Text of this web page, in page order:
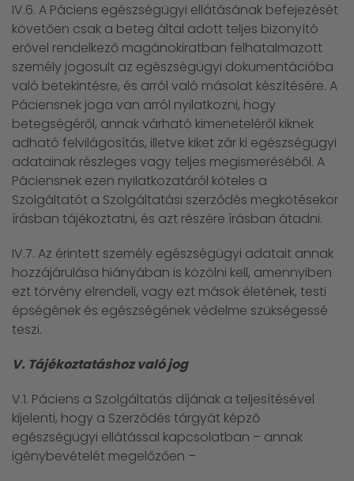
IV.6. A Páciens egészségügyi ellátásának befejezését
követően csak a beteg által adott teljes bizonyító
erővel rendelkező magánokiratban felhatalmazott
személy jogosult az egészségügyi dokumentációba
való betekintésre, és arról való másolat készítésére. A
Páciensnek joga van arról nyilatkozni, hogy
betegségéről, annak várható kimeneteléről kiknek
adható felvilágosítás, illetve kiket zár ki egészségügyi
adatainak részleges vagy teljes megismeréséből. A
Páciensnek ezen nyilatkozatáról köteles a
Szolgáltatót a Szolgáltatási szerződés megkötésekor
írásban tájékoztatni, és azt részére írásban átadni.
IV.7. Az érintett személy egészségügyi adatait annak
hozzájárulása hiányában is közölni kell, amennyiben
ezt törvény elrendeli, vagy ezt mások életének, testi
épségének és egészségének védelme szükségessé
teszi.
V. Tájékoztatáshoz való jog
V.1. Páciens a Szolgáltatás díjának a teljesítésével
kijelenti, hogy a Szerződés tárgyát képző
egészségügyi ellátással kapcsolatban – annak
igénybevételét megelőzően –